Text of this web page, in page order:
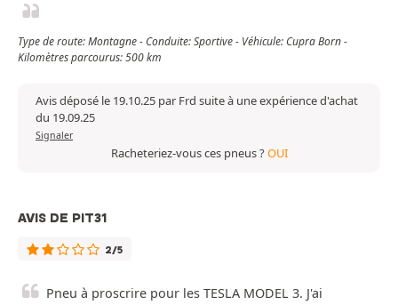
Type de route: Montagne - Conduite: Sportive - Véhicule: Cupra Born -
Kilomètres parcourus: 500 km
Avis déposé le 19.10.25 par Frd suite à une expérience d'achat
du 19.09.25
Signaler
Racheteriez-vous ces pneus ?OUI
AVIS DE PIT31
2/5
Pneu à proscrire pour les TESLA MODEL 3. J'ai